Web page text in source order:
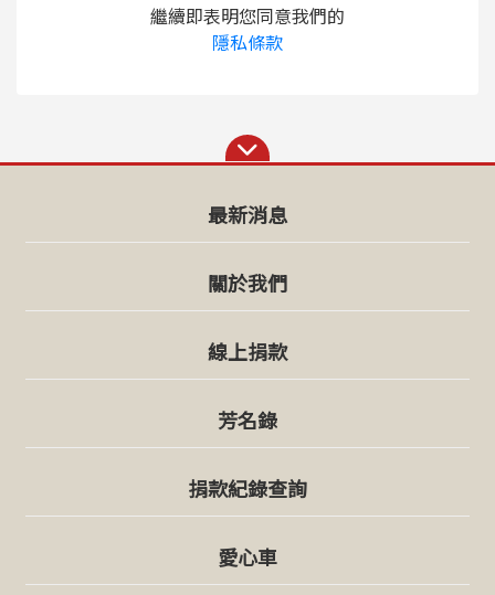
繼續即表明您同意我們的
隱私條款
最新消息
關於我們
線上捐款
芳名錄
捐款紀錄查詢
愛心車